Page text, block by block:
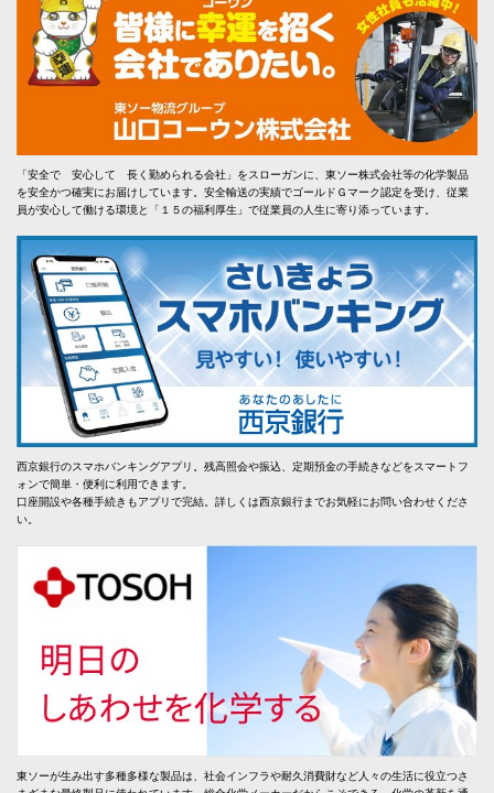
「安全で 安心して 長く勤められる会社」をスローガンに、東ソー株式会社等の化学製品
を安全かつ確実にお届けしています。安全輸送の実績でゴールドＧマーク認定を受け、従業
員が安心して働ける環境と「１５の福利厚生」で従業員の人生に寄り添っています。
西京銀行のスマホバンキングアプリ。残高照会や振込、定期預金の手続きなどをスマートフ
ォンで簡単・便利に利用できます。
口座開設や各種手続きもアプリで完結。詳しくは西京銀行までお気軽にお問い合わせくださ
い。
東ソーが生み出す多種多様な製品は、社会インフラや耐久消費財など人々の生活に役立つさ